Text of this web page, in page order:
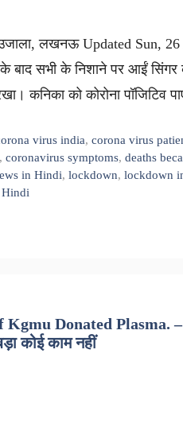
लखनऊ Updated Sun,
के बाद सभी के निशाने पर आईं सिंगर
कनिका को कोरोना पॉजिटिव
virus india,corona virus
, coronavirus symptoms, deaths
in Hindi, lockdown, lockdown
Donated Plasma. –
कोई काम नहीं